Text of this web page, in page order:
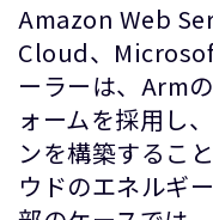
Amazon Web
Cloud、
ーラーは、Arm
ォームを採用し
ンを構築するこ
ウドのエネルギ